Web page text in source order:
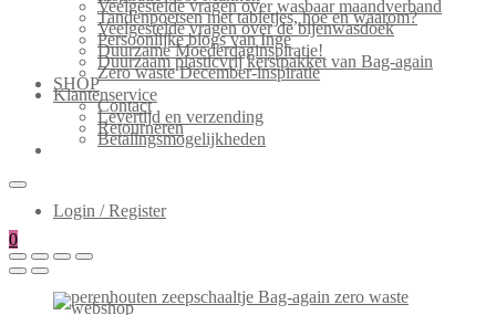
Veelgestelde vragen over wasbaar maandverband
Tandenpoetsen met tabletjes, hoe en waarom?
Veelgestelde vragen over de bijenwasdoek
Persoonlijke blogs van Inge
Duurzame Moederdaginspiratie!
Duurzaam plasticvrij kerstpakket van Bag-again
Zero waste December-inspiratie
SHOP
Klantenservice
Contact
Levertijd en verzending
Retourneren
Betalingsmogelijkheden
Login / Register
0